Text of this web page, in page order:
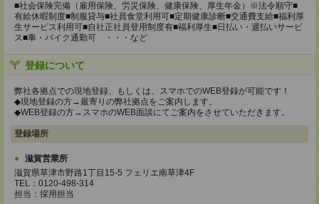
■社会保険完備（雇用保険、労災保険、健康保険、厚生年金）※法令順守■
有給休暇制度■制服貸与■社員食堂利用可■定期健康診断■交通費支給■福利厚
生サービス利用可■自社正社員登用制度有■福利厚生■日払い・週払いサービ
ス■車・バイク通勤可 ・・・など
登録について
弊社各拠点での現地登録、もしくは、スマホでのWEB登録が可能です！
◆現地登録の方→最寄りの弊社拠点をご案内します。
◆WEB登録の方→スマホのWEB面談にてご案内をさせていただきます。
登録場所
滋賀営業所
滋賀県草津市野路1丁目15-5 フェリエ南草津4F
TEL：0120-498-314
担当：採用担当